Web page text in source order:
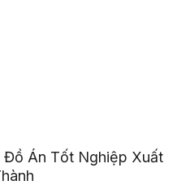
Đồ Án Tốt Nghiệp Xuất